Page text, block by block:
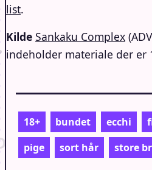
list.
Kilde Sankaku Complex
indeholder materiale der er
18+ bundet ecchi
pige
sort hår store